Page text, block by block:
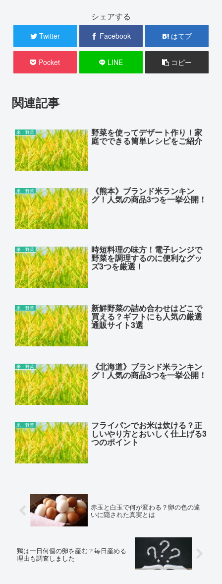
シェアする
Twitter Facebook はてブ
Pocket LINE コピー
関連記事
米・野菜 野菜を使ってデザート作り！家
庭でできる簡単レシピをご紹介
米・野菜 《熊本》ブランド米ランキン
グ！人気の商品3つを一挙公開！
米・野菜 時短料理の味方！電子レンジで
野菜を調理するのに便利なグッ
ズ3つを厳選！
米・野菜 新鮮野菜の詰め合わせはどこで
買える？ギフトにも人気の厳選
通販サイト3選
米・野菜 《北海道》ブランド米ランキン
グ！人気の商品3つを一挙公開！
米・野菜 フライパンでお米は炊ける？正
しいやり方とおいしく仕上げる3
つのポイント
赤玉と白玉で何が変わる？卵の色の違
いに隠された真実とは
鶏は一日何個の卵を産む？毎日産める
理由も調査しました